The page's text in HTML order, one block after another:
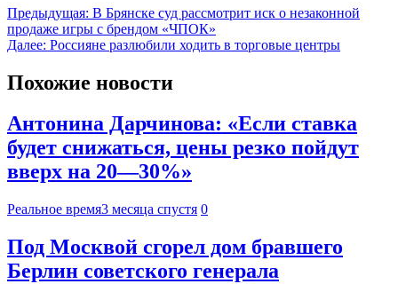
Предыдущая: В Брянске суд рассмотрит иск о незаконной
продаже игры с брендом «ЧПОК»
Далее: Россияне разлюбили ходить в торговые центры
Похожие новости
Антонина Дарчинова: «Если ставка
будет снижаться, цены резко пойдут
вверх на 20—30%»
Реальное время3 месяца спустя 0
Под Москвой сгорел дом бравшего
Берлин советского генерала